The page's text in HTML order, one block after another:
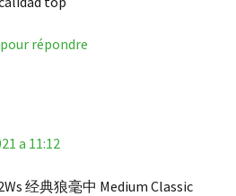
répondre
a 11:12
经典狼毫中 Medium Classic